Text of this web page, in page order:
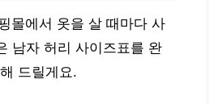
몰에서 옷을 살 때마다 사
남자 허리 사이즈표를 완
드릴게요.